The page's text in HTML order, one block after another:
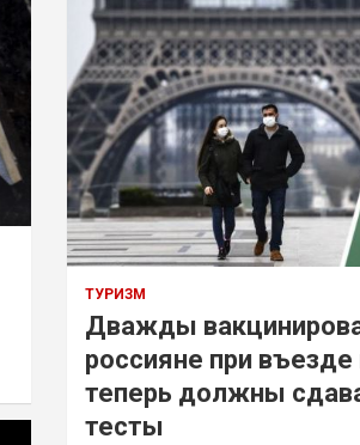
ТУРИЗМ
Дважды
россияне при
теперь должны
тесты